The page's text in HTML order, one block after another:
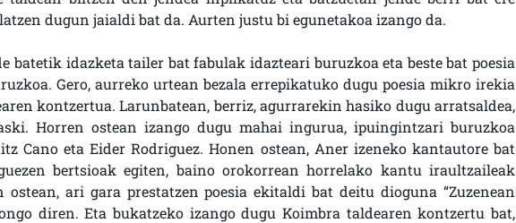
dugun jaialdi bat da. Aurten justu bi egunetakoa izango da.
batetik idazketa tailer bat fabulak idazteari buruzkoa eta beste bat poesia
Gero, aurreko urtean bezala errepikatuko dugu poesia mikro irekia
kontzertua. Larunbatean, berriz, agurrarekin hasiko dugu arratsaldea,
Horren ostean izango dugu mahai ingurua, ipuingintzari buruzkoa
Cano eta Eider Rodriguez. Honen ostean, Aner izeneko kantautore bat
bertsioak egiten, baino orokorrean horrelako kantu iraultzaileak
ostean, ari gara prestatzen poesia ekitaldi bat deitu dioguna “Zuzenean
diren. Eta bukatzeko izango dugu Koimbra taldearen kontzertu bat,